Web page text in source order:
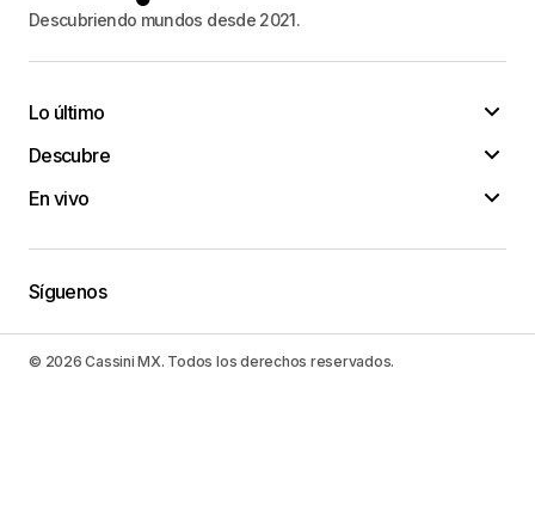
Descubriendo mundos desde 2021.
Lo último
Descubre
En vivo
Síguenos
© 2026 Cassini MX. Todos los derechos reservados.